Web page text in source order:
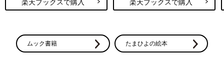
アイデア次第で壁に収納スペースを増やすことができる万能アイ
できるので、賃貸でも大丈夫。気になった方はぜひDIYにチャレ
ンジしてみてください！（文・岡本梓）
ムック書籍 たまひよの絵本